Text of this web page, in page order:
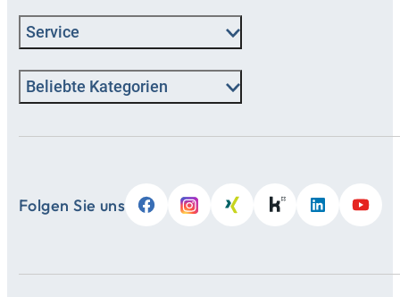
Service
Beliebte Kategorien
Folgen Sie uns